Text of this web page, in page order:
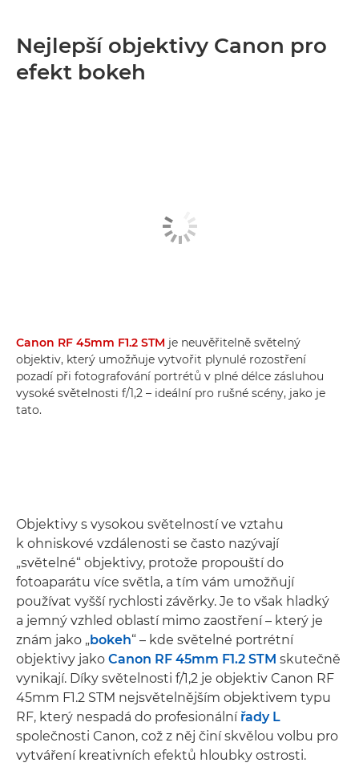
Nejlepší objektivy Canon pro
efekt bokeh
Canon RF 45mm F1.2 STM je neuvěřitelně světelný
objektiv, který umožňuje vytvořit plynulé rozostření
pozadí při fotografování portrétů v plné délce zásluhou
vysoké světelnosti f/1,2 – ideální pro rušné scény, jako je
tato.
Objektivy s vysokou světelností ve vztahu
k ohniskové vzdálenosti se často nazývají
„světelné“ objektivy, protože propouští do
fotoaparátu více světla, a tím vám umožňují
používat vyšší rychlosti závěrky. Je to však hladký
a jemný vzhled oblastí mimo zaostření – který je
znám jako „bokeh“ – kde světelné portrétní
objektivy jako Canon RF 45mm F1.2 STM skutečně
vynikají. Díky světelnosti f/1,2 je objektiv Canon RF
45mm F1.2 STM nejsvětelnějším objektivem typu
RF, který nespadá do profesionální řady L
společnosti Canon, což z něj činí skvělou volbu pro
vytváření kreativních efektů hloubky ostrosti.